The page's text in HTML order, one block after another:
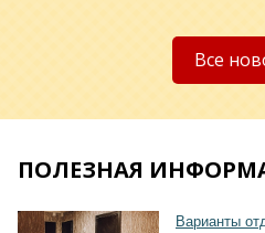
Все
ПОЛЕЗНАЯ
Варианты